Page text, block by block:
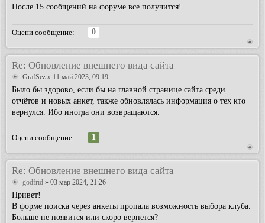
После 15 сообщений на форуме все получится!
Оцени сообщение:
0
Re: Обновление внешнего вида сайта
GrafSez » 11 май 2023, 09:19
Было бы здорово, если бы на главной странице сайта среди
отчётов и новых анкет, также обновлялась информация о тех кто
вернулся. Ибо иногда они возвращаются.
Оцени сообщение:
1
Re: Обновление внешнего вида сайта
godfrid » 03 мар 2024, 21:26
Привет!
В форме поиска через анкеты пропала возможность выбора клуба.
Больше не появится или скоро вернется?